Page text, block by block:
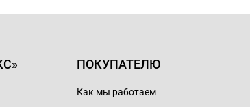
ПОКУПАТЕЛЮ
Как мы работаем